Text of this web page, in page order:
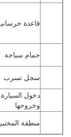
قاعدة خرسانية
حمام سباحة
سجل تسرب
دخول السيارة
وخروجها
منطقة المختبر